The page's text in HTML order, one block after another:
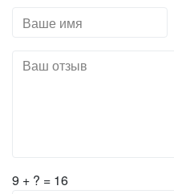
9 + ? = 16